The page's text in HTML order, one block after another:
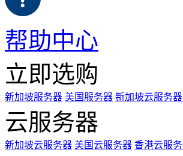
帮助中心
立即选购
新加坡服务器 美国服务器 新加坡云服务器
云服务器
新加坡云服务器 美国云服务器 香港云服